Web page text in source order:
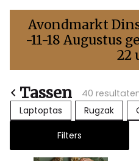
Tassen
Bubbles
Sluis
Avondmarkt
-11-18 Augustus
22
Tassen
40
Laptoptas
Rugzak
Filters